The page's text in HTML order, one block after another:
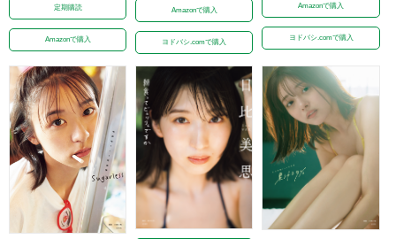
定期購読
Amazonで購入
Amazonで購入
ヨドバシ.comで購入
Amazonで購入
ヨドバシ.comで購入